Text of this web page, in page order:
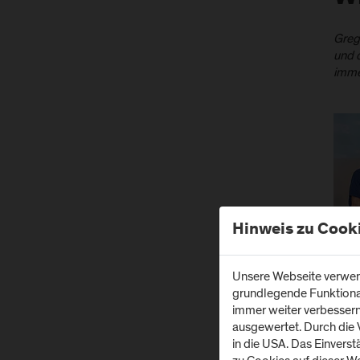
und
Hinweis zu
Unsere Webseite
grundlegende
immer weiter
ausgewertet. Durch die
in die USA. Das